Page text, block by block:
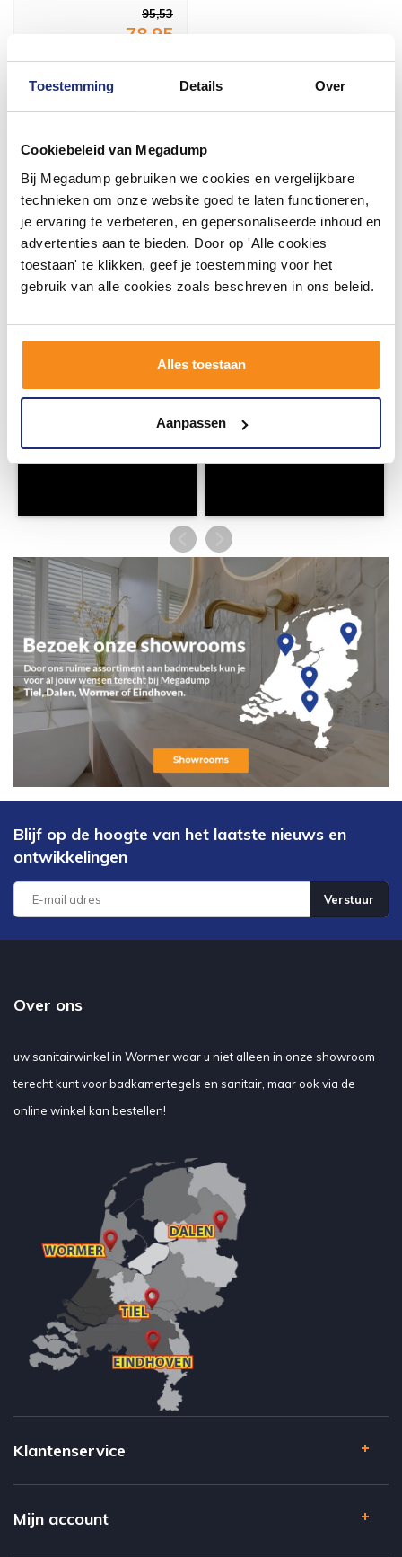
Toestemming Details Over
Cookiebeleid van Megadump
Bij Megadump gebruiken we cookies en vergelijkbare
technieken om onze website goed te laten functioneren,
je ervaring te verbeteren, en gepersonaliseerde inhoud en
advertenties aan te bieden. Door op 'Alle cookies
toestaan' te klikken, geef je toestemming voor het
gebruik van alle cookies zoals beschreven in ons beleid.
Alles toestaan
Aanpassen
95,53
78,95
Meer info
#mijndroombadkamer
Wij geloven in de kracht van delen. Deel jouw
badkamer op Instagram met #mijndroombadkamer
en tag @megadumpnl. Samen bouwen we een
inspirerende omgeving vol met unieke
badkamerstijlen. Doe je mee?
Blijf op de hoogte van het laatste nieuws en
ontwikkelingen
Verstuur
Over ons
uw sanitairwinkel in Wormer waar u niet alleen in onze showroom
terecht kunt voor badkamertegels en sanitair, maar ook via de
online winkel kan bestellen!
Klantenservice
Mijn account